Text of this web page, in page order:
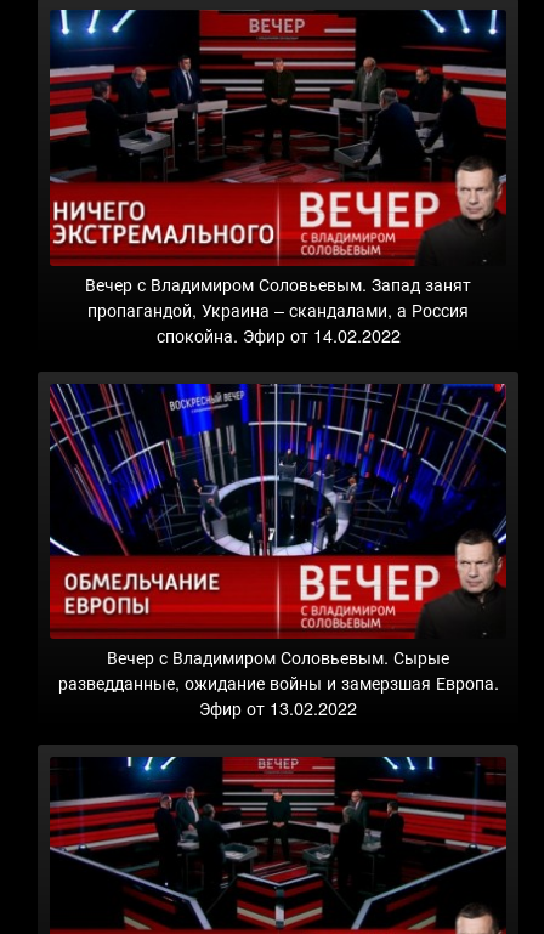
Вечер с Владимиром Соловьевым. Запад занят
пропагандой, Украина – скандалами, а Россия
спокойна. Эфир от 14.02.2022
Вечер с Владимиром Соловьевым. Сырые
разведданные, ожидание войны и замерзшая Европа.
Эфир от 13.02.2022